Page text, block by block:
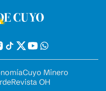
Cuyo Minero
Revista OH